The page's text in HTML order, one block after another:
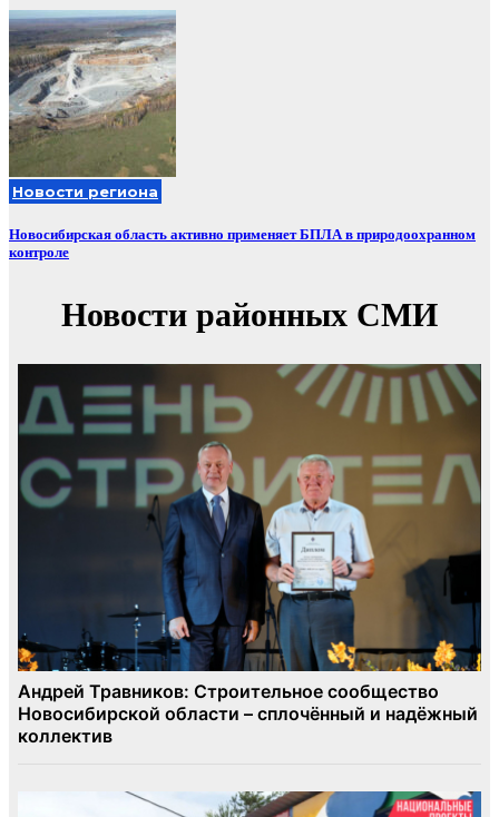
Новости региона
Новосибирская область активно применяет БПЛА в природоохранном
контроле